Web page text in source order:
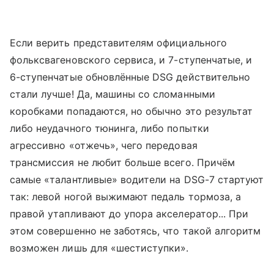
Если верить представителям официального
фольксвагеновского сервиса, и 7-ступенчатые, и
6-ступенчатые обновлённые DSG действительно
стали лучше! Да, машины со сломанными
коробками попадаются, но обычно это результат
либо неудачного тюнинга, либо попытки
агрессивно «отжечь», чего передовая
трансмиссия не любит больше всего. Причём
самые «талантливые» водители на DSG-7 стартуют
так: левой ногой выжимают педаль тормоза, а
правой утапливают до упора акселератор... При
этом совершенно не заботясь, что такой алгоритм
возможен лишь для «шестиступки».